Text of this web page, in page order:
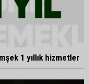
1 yıllık hizmetler